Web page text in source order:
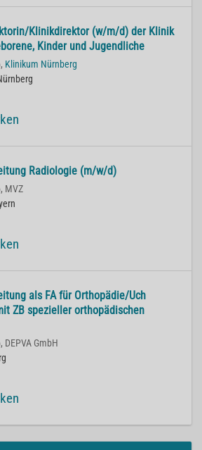
Klinikdirektor (w/m/d) der Klinik
Kinder und Jugendliche
Klinikum Nürnberg
Radiologie (m/w/d)
MVZ
als FA für Orthopädie/Uch
ZB spezieller orthopädischen
DEPVA GmbH